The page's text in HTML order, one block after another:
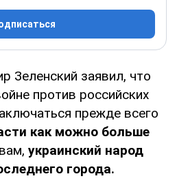
Зеленский заявил, что
против российских
прежде всего
как можно больше
украинский народ
города.